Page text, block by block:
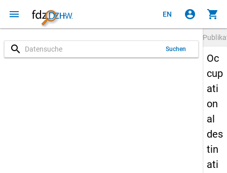
menu EN account_circle shopping_cart
search Suchen
Oc
cup
ati
on
al
des
tin
ati